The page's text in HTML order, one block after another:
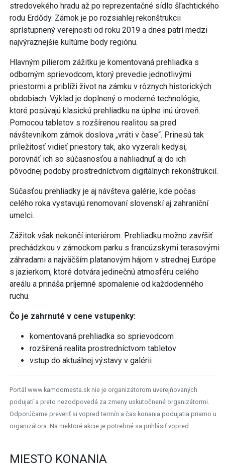
stredovekého hradu až po reprezentačné sídlo šľachtického
rodu Erdődy. Zámok je po rozsiahlej rekonštrukcii
sprístupnený verejnosti od roku 2019 a dnes patrí medzi
najvýraznejšie kultúrne body regiónu.
Hlavným pilierom zážitku je komentovaná prehliadka s
odborným sprievodcom, ktorý prevedie jednotlivými
priestormi a priblíži život na zámku v rôznych historických
obdobiach. Výklad je doplnený o moderné technológie,
ktoré posúvajú klasickú prehliadku na úplne inú úroveň.
Pomocou tabletov s rozšírenou realitou sa pred
návštevníkom zámok doslova „vráti v čase“. Prinesú tak
príležitosť vidieť priestory tak, ako vyzerali kedysi,
porovnáť ich so súčasnosťou a nahliadnuť aj do ich
pôvodnej podoby prostredníctvom digitálnych rekonštrukcií.
Súčasťou prehliadky je aj návšteva galérie, kde počas
celého roka vystavujú renomovaní slovenskí aj zahraniční
umelci.
Zážitok však nekončí interiérom. Prehliadku možno zavŕšiť
prechádzkou v zámockom parku s francúzskymi terasovými
záhradami a najväčším platanovým hájom v strednej Európe
s jazierkom, ktoré dotvára jedinečnú atmosféru celého
areálu a prináša príjemné spomalenie od každodenného
ruchu.
Čo je zahrnuté v cene vstupenky:
komentovaná prehliadka so sprievodcom
rozšírená realita prostredníctvom tabletov
vstup do aktuálnej výstavy v galérii
Portál www.kamdomesta.sk nie je organizátorom uverejňovaných
podujatí a preto nezodpovedá za zmeny uskutočnené organizátormi.
Odporúčame preveriť si vopred termín a čas konania podujatia priamo u
organizátora. Na niektoré akcie je potrebné sa prihlásiť vopred.
MIESTO KONANIA